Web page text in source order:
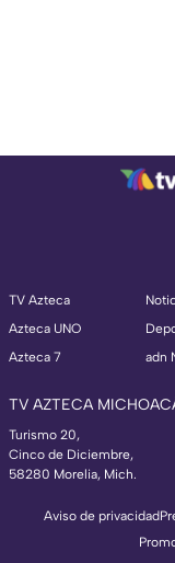
TV Azteca
Azteca UNO
Azteca 7
adn
TV AZTECA
Turismo 20,
Cinco de Diciembre,
58280 Morelia, Mich.
Aviso de privacidad